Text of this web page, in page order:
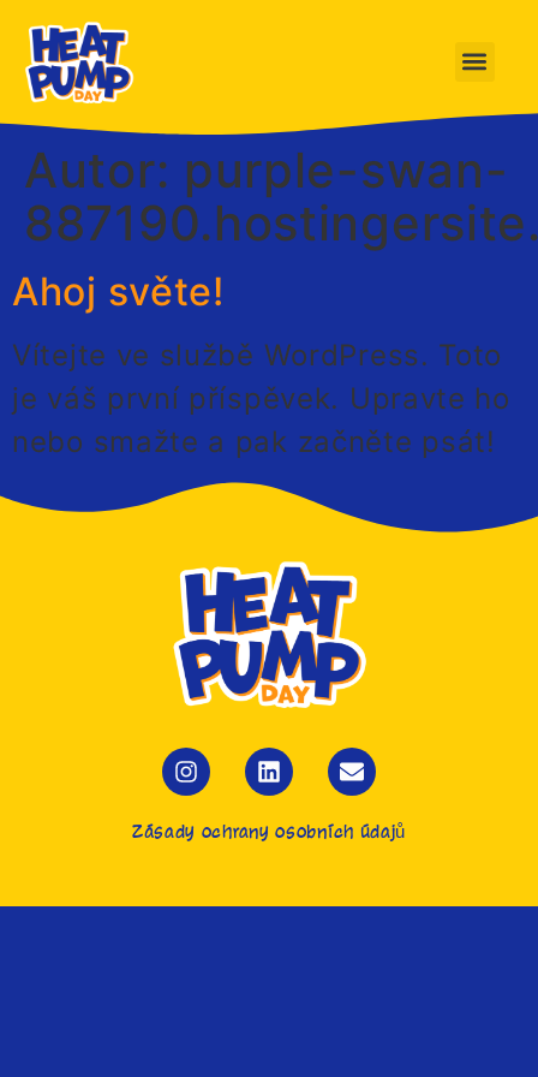
Autor: purple-swan-
Ahoj světe!
Vítejte ve službě WordPress. Toto
je váš první příspěvek. Upravte ho
nebo smažte a pak začněte psát!
Zásady ochrany osobních údajů